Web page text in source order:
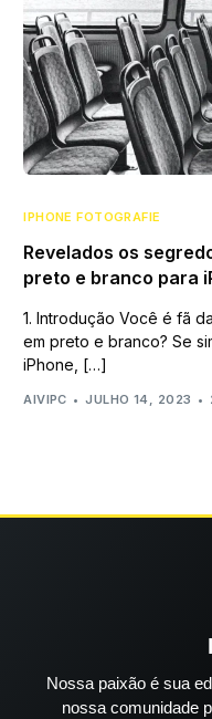
IPHONE FOTOGRAFIE
Revelados os
preto e branco para
1. Introdução Você é fã
em preto e branco? Se
iPhone, […]
AIVIPC JULHO 14, 2023
Nossa paixão é sua
nossa comunidade